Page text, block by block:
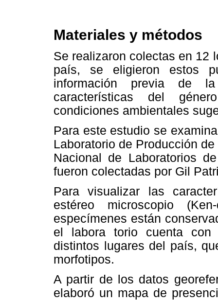
Materiales y métodos
Se realizaron colectas en 12
país, se eligieron estos
información previa de
características del
condiciones ambientales
Para este estudio se
Laboratorio de Producción
Nacional de Laboratorios
fueron colectadas por Gil
Para visualizar las
estéreo microscopio (Ken-
especímenes están
el labora torio cuenta con
distintos lugares del país,
morfotipos.
A partir de los datos
elaboró un mapa de